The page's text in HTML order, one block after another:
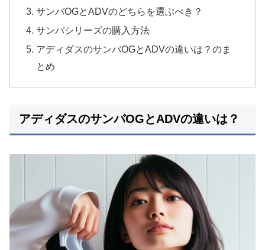
サンバOGとADVのどちらを選ぶべき？
サンバシリーズの購入方法
アディダスのサンバOGとADVの違いは？のま
とめ
アディダスのサンバOGとADVの違いは？